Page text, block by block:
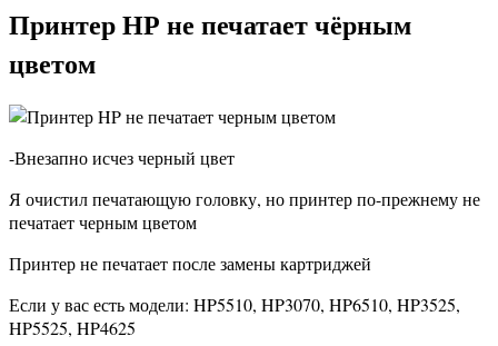
Принтер НР не печатает чёрным
цветом
-Внезапно исчез черный цвет
Я очистил печатающую головку, но принтер по-прежнему не
печатает черным цветом
Принтер не печатает после замены картриджей
Если у вас есть модели: HP5510, HP3070, HP6510, HP3525,
HP5525, HP4625